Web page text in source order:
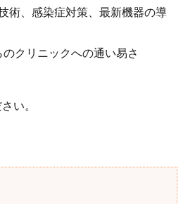
術、感染症対策、最新機器の導
クリニックへの通い易さ
い。